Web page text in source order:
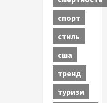
спорт
стиль
сша
тренд
туризм